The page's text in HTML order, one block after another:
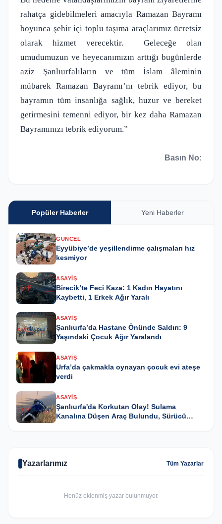
rahatça gidebilmeleri amacıyla Ramazan Bayramı
boyunca şehir içi toplu taşıma araçlarımız ücretsiz
olarak hizmet verecektir.
Geleceğe olan
umudumuzun ve heyecanımızın arttığı bugünlerde
aziz Şanlıurfalıların ve tüm İslam âleminin
mübarek Ramazan Bayramı’nı tebrik ediyor, bu
bayramın tüm insanlığa sağlık, huzur ve bereket
getirmesini temenni ediyor, bir kez daha Ramazan
Bayramınızı tebrik ediyorum.”
Basın No:
Popüler Haberler Yeni Haberler
GÜNCEL
Eyyübiye’de yeşillendirme çalışmaları hız
kesmiyor
ASAYIŞ
Birecik’te Feci Kaza: 1 Kadın Hayatını
Kaybetti, 1 Erkek Ağır Yaralı
ASAYIŞ
Şanlıurfa’da Hastane Önünde Saldırı: 9
Yaşındaki Çocuk Ağır Yaralandı
ASAYIŞ
Urfa’da çakmakla oynayan çocuk evi ateşe
verdi
ASAYIŞ
Şanlıurfa'da Korkutan Olay! Sulama
Kanalına Düşen Araç Bulundu, Sürücü
Yazarlarımız Tüm Yazarlar
Henüz eklenmiş yazar bulunmuyor.